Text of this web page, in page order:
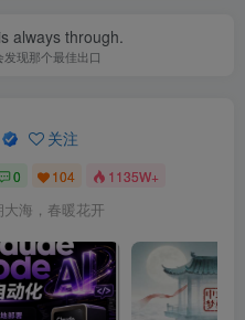
always through.
现那个最佳出口
关注
0 104 1135W+
海，春暖花开